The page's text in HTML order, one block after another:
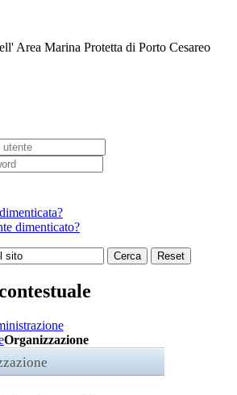
Area Marina Protetta di Porto Cesareo
dimenticato?
Cerca Reset
Organizzazione